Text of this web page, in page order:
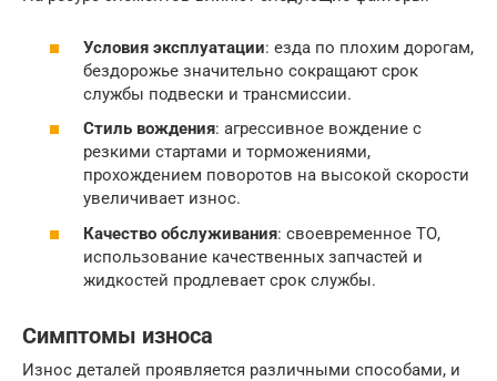
Условия эксплуатации: езда по плохим дорогам,
бездорожье значительно сокращают срок
службы подвески и трансмиссии.
Стиль вождения: агрессивное вождение с
резкими стартами и торможениями,
прохождением поворотов на высокой скорости
увеличивает износ.
Качество обслуживания: своевременное ТО,
использование качественных запчастей и
жидкостей продлевает срок службы.
Симптомы износа
Износ деталей проявляется различными способами, и